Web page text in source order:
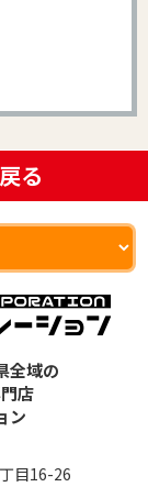
る
全域の
店
ン
目16-26